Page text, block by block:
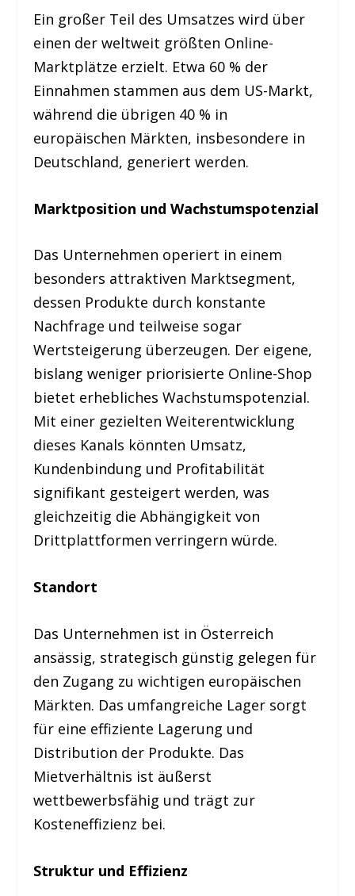
Ein großer Teil des Umsatzes wird über
einen der weltweit größten Online-
Marktplätze erzielt. Etwa 60 % der
Einnahmen stammen aus dem US-Markt,
während die übrigen 40 % in
europäischen Märkten, insbesondere in
Deutschland, generiert werden.
Marktposition und Wachstumspotenzial
Das Unternehmen operiert in einem
besonders attraktiven Marktsegment,
dessen Produkte durch konstante
Nachfrage und teilweise sogar
Wertsteigerung überzeugen. Der eigene,
bislang weniger priorisierte Online-Shop
bietet erhebliches Wachstumspotenzial.
Mit einer gezielten Weiterentwicklung
dieses Kanals könnten Umsatz,
Kundenbindung und Profitabilität
signifikant gesteigert werden, was
gleichzeitig die Abhängigkeit von
Drittplattformen verringern würde.
Standort
Das Unternehmen ist in Österreich
ansässig, strategisch günstig gelegen für
den Zugang zu wichtigen europäischen
Märkten. Das umfangreiche Lager sorgt
für eine effiziente Lagerung und
Distribution der Produkte. Das
Mietverhältnis ist äußerst
wettbewerbsfähig und trägt zur
Kosteneffizienz bei.
Struktur und Effizienz